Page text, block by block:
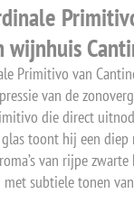
wijnhuis
Primitivo van
van de
die direct
toont hij een
van rijpe zwarte
subtiele tonen